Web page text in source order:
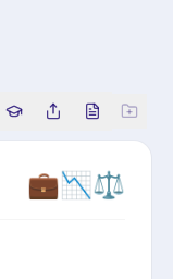
Copy source
Share this
Bekijk
💼📉⚖️